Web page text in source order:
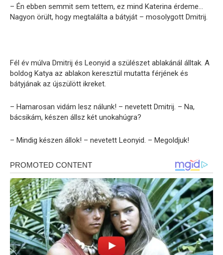
– Én ebben semmit sem tettem, ez mind Katerina érdeme…
Nagyon örült, hogy megtalálta a bátyját – mosolygott Dmitrij.
Fél év múlva Dmitrij és Leonyid a szülészet ablakánál álltak. A
boldog Katya az ablakon keresztül mutatta férjének és
bátyjának az újszülött ikreket.
– Hamarosan vidám lesz nálunk! – nevetett Dmitrij. – Na,
bácsikám, készen állsz két unokahúgra?
– Mindig készen állok! – nevetett Leonyid. – Megoldjuk!